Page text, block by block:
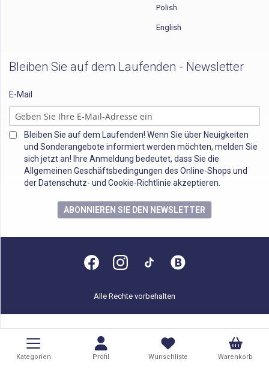
Polish
English
Bleiben Sie auf dem Laufenden - Newsletter
E-Mail
Bleiben Sie auf dem Laufenden! Wenn Sie über Neuigkeiten
und Sonderangebote informiert werden möchten, melden Sie
sich jetzt an! Ihre Anmeldung bedeutet, dass Sie die
Allgemeinen Geschäftsbedingungen des Online-Shops und
der Datenschutz- und Cookie-Richtlinie akzeptieren.
ABONNIEREN SIE DEN NEWSLETTER
Kategorien Profil Wunschliste Warenkorb
Alle Rechte vorbehalten